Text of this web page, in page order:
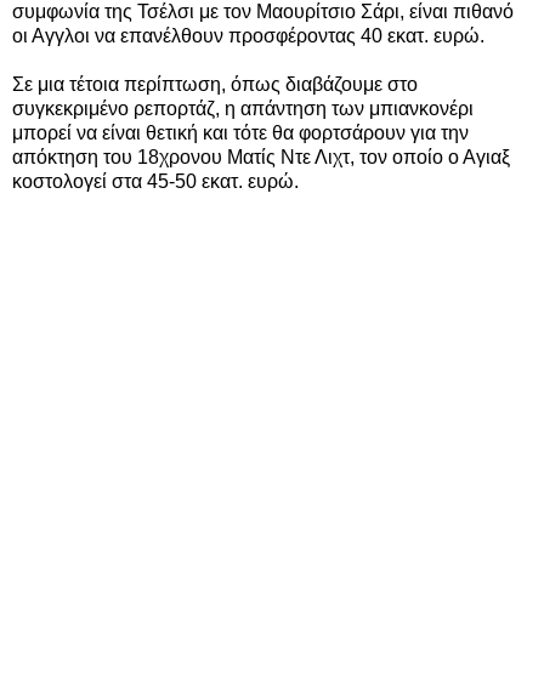
συμφωνία της Τσέλσι με τον Μαουρίτσιο Σάρι, είναι πιθανό
οι Αγγλοι να επανέλθουν προσφέροντας 40 εκατ. ευρώ.
Σε μια τέτοια περίπτωση, όπως διαβάζουμε στο
συγκεκριμένο ρεπορτάζ, η απάντηση των μπιανκονέρι
μπορεί να είναι θετική και τότε θα φορτσάρουν για την
απόκτηση του 18χρονου Ματίς Ντε Λιχτ, τον οποίο ο Αγιαξ
κοστολογεί στα 45-50 εκατ. ευρώ.